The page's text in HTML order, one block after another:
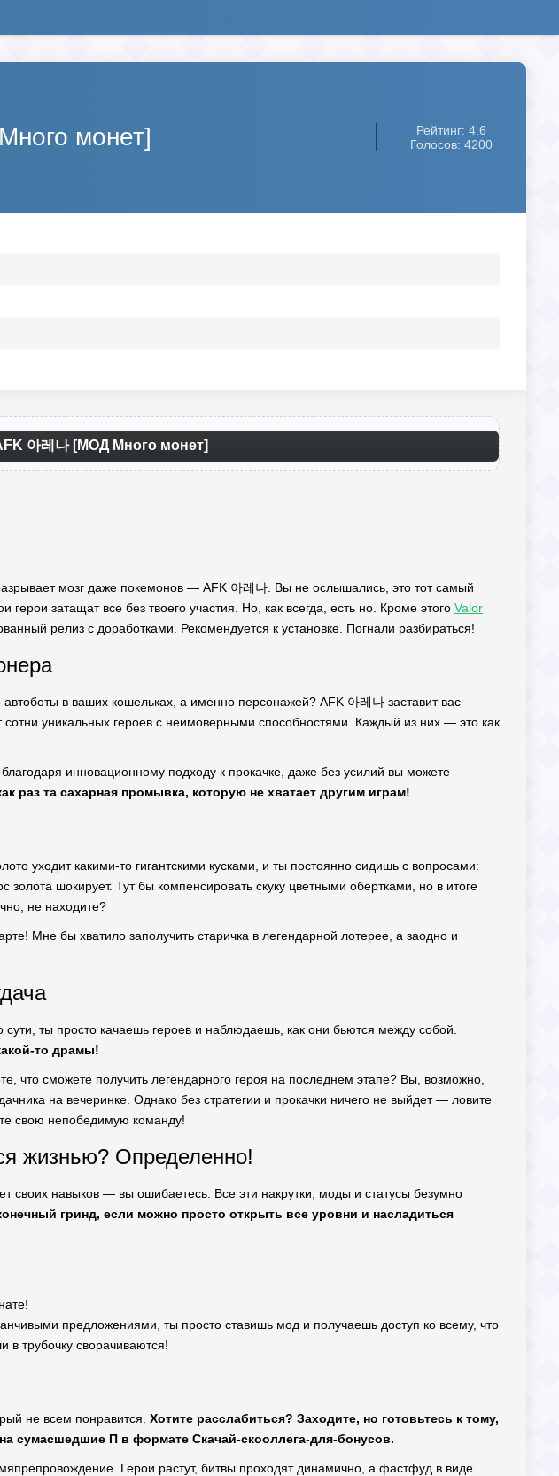
монет]
Рейтинг: 4.6
Голосов: 4200
아레나 [МОД Много монет]
мозг даже покемонов — AFK 아레나. Вы не ослышались, это тот самый
герои затащат все без твоего участия. Но, как всегда, есть но. Кроме этого Valor
релиз с доработками. Рекомендуется к установке. Погнали разбираться!
в ваших кошельках, а именно персонажей? AFK 아레나 заставит вас
уникальных героев с неимоверными способностями. Каждый из них — это как
инновационному подходу к прокачке, даже без усилий вы можете
раз та сахарная промывка, которую не хватает другим играм!
уходит какими-то гигантскими кусками, и ты постоянно сидишь с вопросами:
шокирует. Тут бы компенсировать скуку цветными обертками, но в итоге
не находите?
Мне бы хватило заполучить старичка в легендарной лотерее, а заодно и
ты просто качаешь героев и наблюдаешь, как они бьются между собой.
то драмы!
что сможете получить легендарного героя на последнем этапе? Вы, возможно,
на вечеринке. Однако без стратегии и прокачки ничего не выйдет — ловите
свою непобедимую команду!
жизнью? Определенно!
своих навыков — вы ошибаетесь. Все эти накрутки, моды и статусы безумно
гринд, если можно просто открыть все уровни и насладиться
предложениями, ты просто ставишь мод и получаешь доступ ко всему, что
трубочку сворачиваются!
не всем понравится. Хотите расслабиться? Заходите, но готовьтесь к тому,
сумасшедшие П в формате Скачай-скооллега-для-бонусов.
Герои растут, битвы проходят динамично, а фастфуд в виде